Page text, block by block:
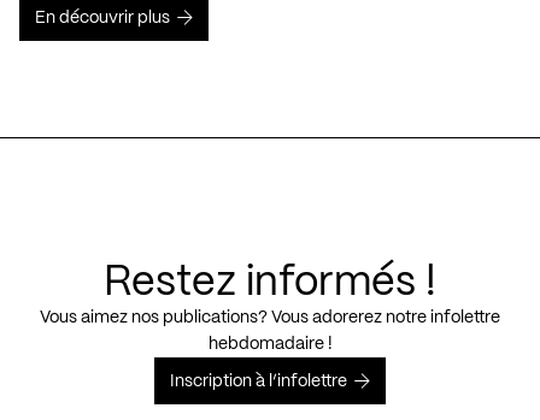
En découvrir plus
Restez informés !
Vous aimez nos publications? Vous adorerez notre infolettre
hebdomadaire !
Inscription à l’infolettre